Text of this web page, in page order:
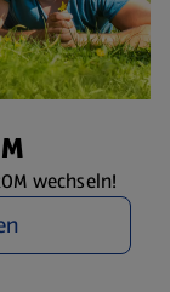
wechseln!